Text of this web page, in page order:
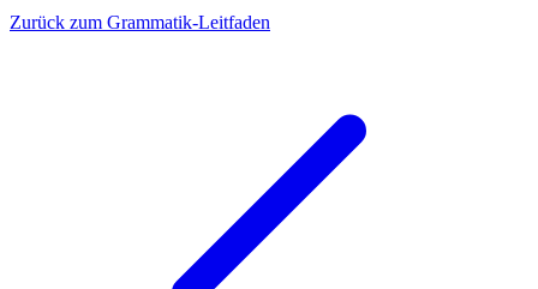
Zurück zum Grammatik-Leitfaden